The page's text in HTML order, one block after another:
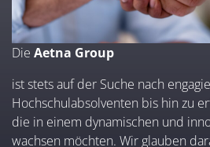
Die Aetna Group
ist stets auf der Suche nach
Hochschulabsolventen bis hin zu
die in einem dynamischen und
wachsen möchten. Wir glauben